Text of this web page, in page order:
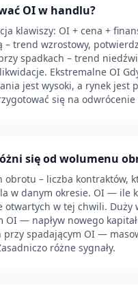
OI w handlu?
klawiszy: OI + cena +
– trend wzrostowy,
spadkach – trend
Ekstremalne OI
jest wysoki, a rynek jest
się na
się od wolumenu
obrotu – liczba kontraktów,
w danym okresie. OI — ile
otwartych w tej chwili. Duży
OI — napływ nowego
przy spadającym OI —
różne sygnały.